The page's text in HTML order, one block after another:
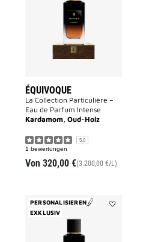
ÉQUIVOQUE
La Collection Particulière –
Eau de Parfum Intense
Kardamom, Oud-Holz
5.0
1 bewertungen
Von 320,00 €(3.200,00 €/L)
PERSONALISIEREN
EXKLUSIV